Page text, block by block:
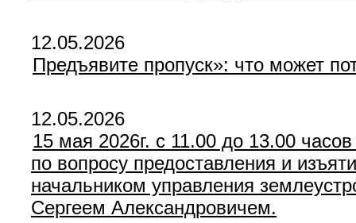
12.05.2026
Предъявите пропуск»: что может
12.05.2026
15 мая 2026г. c 11.00 до 13.00
по вопросу предоставления и
начальником управления
Сергеем Александровичем.